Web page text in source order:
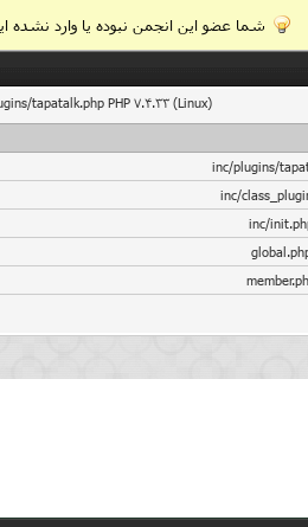
شما عضو این انجمن نبوده یا وارد نشده
tapatalk.php PHP 7.4.33 (Linux)